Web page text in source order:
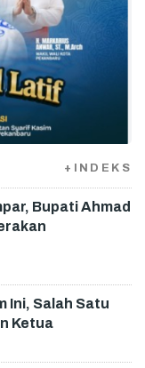
+INDEKS
Bupati Ahmad
Ini, Salah Satu
Ketua